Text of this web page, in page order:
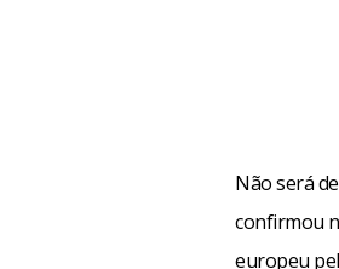
Não será
confirmou
europeu